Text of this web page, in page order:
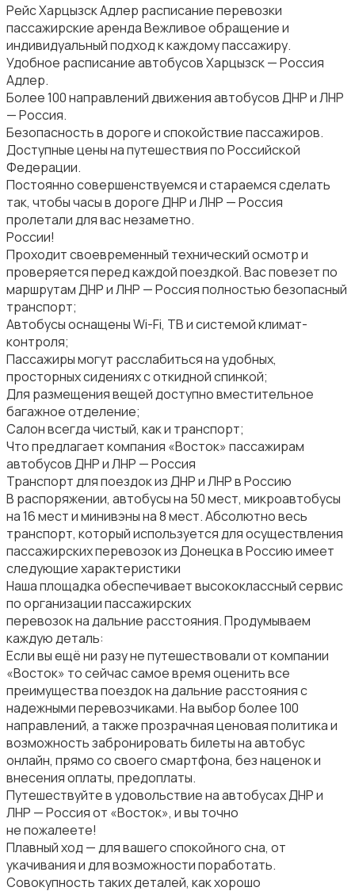
Рейс Харцызск Адлер расписание перевозки
пассажирские аренда Вежливое обращение и
индивидуальный подход к каждому пассажиру.
Удобное расписание автобусов Харцызск — Россия
Адлер.
Более 100 направлений движения автобусов ДНР и ЛНР
— Россия.
Безопасность в дороге и спокойствие пассажиров.
Доступные цены на путешествия по Российской
Федерации.
Постоянно совершенствуемся и стараемся сделать
так, чтобы часы в дороге ДНР и ЛНР — Россия
пролетали для вас незаметно.
России!
Проходит своевременный технический осмотр и
проверяется перед каждой поездкой. Вас повезет по
маршрутам ДНР и ЛНР — Россия полностью безопасный
транспорт;
Автобусы оснащены Wi-Fi, ТВ и системой климат-
контроля;
Пассажиры могут расслабиться на удобных,
просторных сидениях с откидной спинкой;
Для размещения вещей доступно вместительное
багажное отделение;
Салон всегда чистый, как и транспорт;
Что предлагает компания «Восток» пассажирам
автобусов ДНР и ЛНР — Россия
Транспорт для поездок из ДНР и ЛНР в Россию
В распоряжении, автобусы на 50 мест, микроавтобусы
на 16 мест и минивэны на 8 мест. Абсолютно весь
транспорт, который используется для осуществления
пассажирских перевозок из Донецка в Россию имеет
следующие характеристики
Наша площадка обеспечивает высококлассный сервис
по организации пассажирских
перевозок на дальние расстояния. Продумываем
каждую деталь:
Если вы ещё ни разу не путешествовали от компании
«Восток» то сейчас самое время оценить все
преимущества поездок на дальние расстояния с
надежными перевозчиками. На выбор более 100
направлений, а также прозрачная ценовая политика и
возможность забронировать билеты на автобус
онлайн, прямо со своего смартфона, без наценок и
внесения оплаты, предоплаты.
Путешествуйте в удовольствие на автобусах ДНР и
ЛНР — Россия от «Восток», и вы точно
не пожалеете!
Плавный ход — для вашего спокойного сна, от
укачивания и для возможности поработать.
Совокупность таких деталей, как хорошо